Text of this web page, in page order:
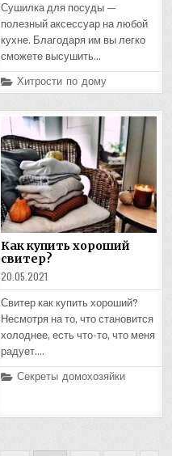
Сушилка для посуды —
полезный аксессуар на любой
кухне. Благодаря им вы легко
сможете высушить…
Posted
in
Хитрости по дому
Как купить хороший
свитер?
20.05.2021
Свитер как купить хороший?
Несмотря на то, что становится
холоднее, есть что-то, что меня
радует….
Posted
Секреты домохозяйки